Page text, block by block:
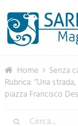
Home
Senza
Rubrica: ”Una
piazza Francisco